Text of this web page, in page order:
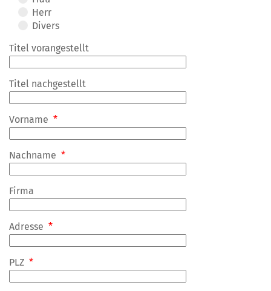
Herr
Divers
Titel vorangestellt
Titel nachgestellt
Vorname *
Nachname *
Firma
Adresse *
PLZ *